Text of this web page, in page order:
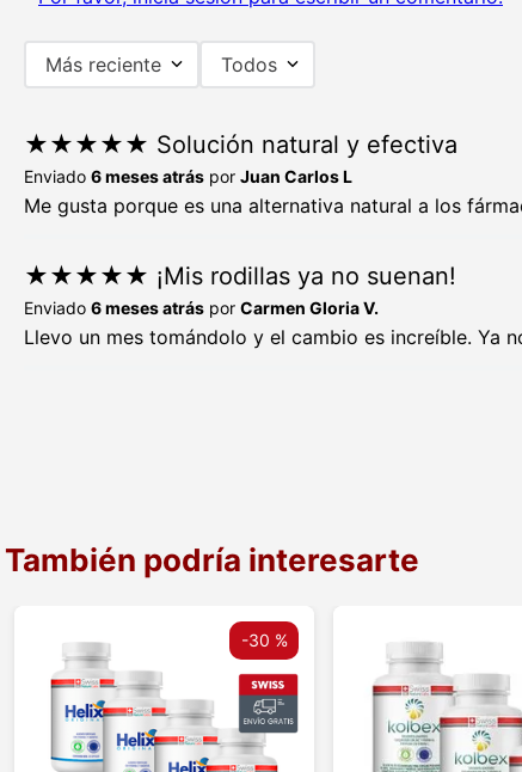
Más reciente Todos
★★★★★ Solución natural y efectiva
Enviado 6 meses atrás por Juan Carlos L
Me gusta porque es una alternativa natural a los
★★★★★ ¡Mis rodillas ya no suenan!
Enviado 6 meses atrás por Carmen Gloria V.
Llevo un mes tomándolo y el cambio es increíble. Ya
También podría interesarte
-30 %